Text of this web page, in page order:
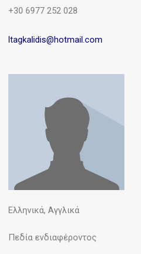
+30 6977 252 028
ltagkalidis@hotmail.com
Ελληνικά, Αγγλικά
Πεδία ενδιαφέροντος